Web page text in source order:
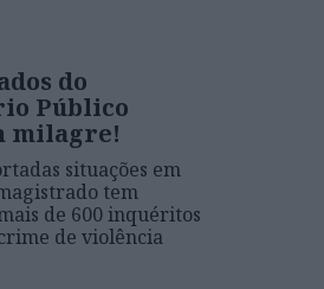
do
Público
milagre!
situações em
tem
de 600 inquéritos
de violência